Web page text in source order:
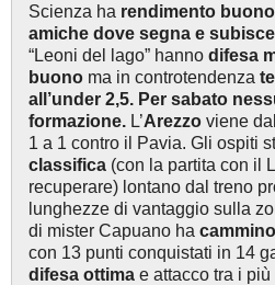
Scienza ha rendimento
amiche dove segna e
“Leoni del lago” hanno difesa
buono ma in controtendenza
all’under 2,5. Per sabato
formazione. L’Arezzo viene
1 a 1 contro il Pavia. Gli ospiti
classifica (con la partita con il
recuperare) lontano dal treno
lunghezze di vantaggio sulla
di mister Capuano ha
con 13 punti conquistati in 14
difesa ottima e attacco tra i